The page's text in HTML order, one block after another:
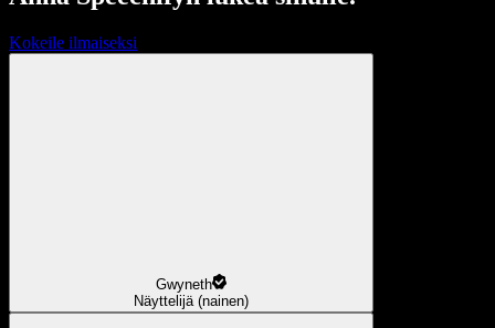
Kokeile ilmaiseksi
Gwyneth
Näyttelijä (nainen)